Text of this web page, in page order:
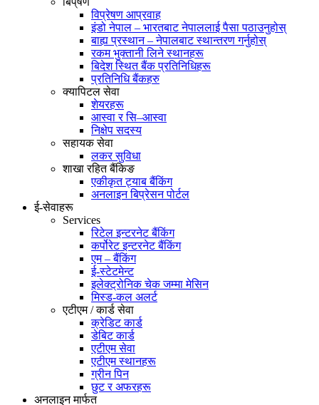
विप्रेषण आप्रवाह
इंडो नेपाल – भारतबाट नेपाललाई पैसा पठाउनुहोस्
बाह्य प्रस्थान – नेपालबाट स्थान्तरण गर्नुहोस्
रकम भुक्तानी लिने स्थानहरू
बिदेश स्थित बैंक प्रतिनिधिहरू
प्रतिनिधि बैंकहरु
क्यापिटल सेवा
शेयरहरू
आस्वा र सि–आस्वा
निक्षेप सदस्य
सहायक सेवा
लकर सुविधा
शाखा रहित बैंकिङ
एकीकृत ट्याब बैंकिंग
अनलाइन बिप्रेसन पोर्टल
ई-सेवाहरू
Services
रिटेल इन्टरनेट बैंकिंग
कर्पोरेट इन्टरनेट बैंकिंग
एम – बैंकिंग
ई-स्टेटमेन्ट
इलेक्ट्रोनिक चेक जम्मा मेसिन
मिस्ड-कल अलर्ट
एटीएम / कार्ड सेवा
क्रेडिट कार्ड
डेबिट कार्ड
एटीएम सेवा
एटीएम स्थानहरू
ग्रीन पिन
छुट र अफरहरू
अनलाइन मार्फत